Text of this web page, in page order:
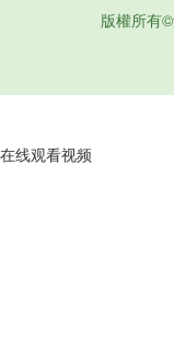
版權所有
在线观看视频